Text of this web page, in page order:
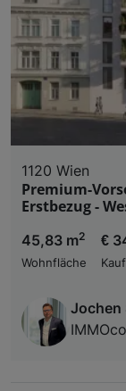
1120 Wien
Premium-
Erstbezug -
45,83 m2
Wohnfläche
€
Jochen